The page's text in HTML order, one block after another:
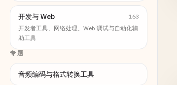
开发与 Web
163
开发者工具、网络处理、Web 调试与自动化辅
助工具
专题
音频编码与格式转换工具